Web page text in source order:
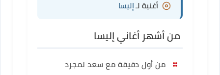
أغنية لـ إليسا
من أشهر أغاني إليسا
من أول دقيقة مع سعد لمجرد